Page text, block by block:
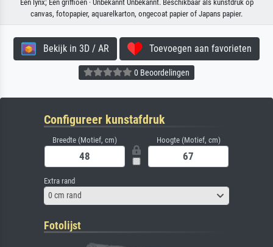
Een lynx; Een griffioen · Unbekannt Unbekannt. Beschikbaar als kunstdruk op
canvas, fotopapier, aquarelkarton, ongecoat papier of Japans papier.
Bekijk in 3D / AR Toevoegen aan favorieten
0 Beoordelingen
Configureer kunstafdruk
Breedte (Motief, cm) Hoogte (Motief, cm)
Extra rand
0 cm rand
Fotolijst